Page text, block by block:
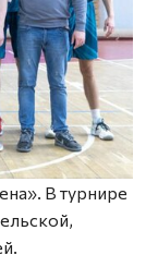
В турнире